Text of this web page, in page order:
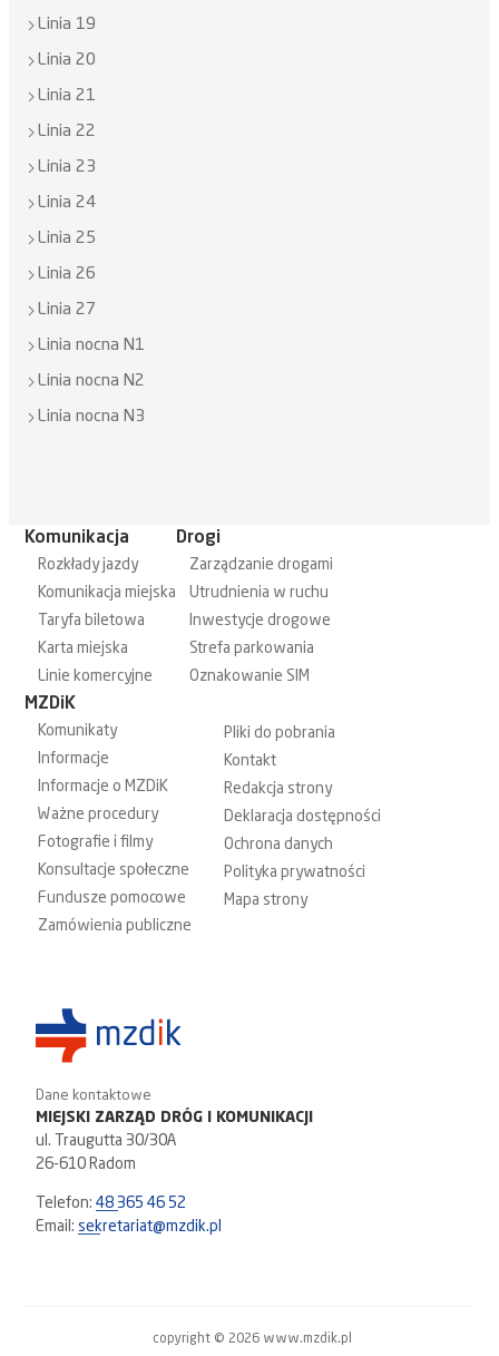
Linia 19
Linia 20
Linia 21
Linia 22
Linia 23
Linia 24
Linia 25
Linia 26
Linia 27
Linia nocna N1
Linia nocna N2
Linia nocna N3
Komunikacja
Rozkłady jazdy
Komunikacja miejska
Taryfa biletowa
Karta miejska
Linie komercyjne
Drogi
Zarządzanie drogami
Utrudnienia w ruchu
Inwestycje drogowe
Strefa parkowania
Oznakowanie SIM
MZDiK
Komunikaty
Informacje
Informacje o MZDiK
Ważne procedury
Fotografie i filmy
Konsultacje społeczne
Fundusze pomocowe
Zamówienia publiczne
Pliki do pobrania
Kontakt
Redakcja strony
Deklaracja dostępności
Ochrona danych
Polityka prywatności
Mapa strony
Dane kontaktowe
MIEJSKI ZARZĄD DRÓG I KOMUNIKACJI
ul. Traugutta 30/30A
26-610 Radom
Telefon:48 365 46 52
Email:sekretariat@mzdik.pl
copyright © 2026 www.mzdik.pl